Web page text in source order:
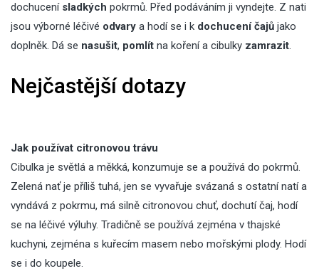
dochucení sladkých pokrmů. Před podáváním ji vyndejte. Z nati
jsou výborné léčivé odvary a hodí se i k dochucení čajů jako
doplněk. Dá se nasušit, pomlít na koření a cibulky zamrazit.
Nejčastější dotazy
Jak používat citronovou trávu
Cibulka je světlá a měkká, konzumuje se a používá do pokrmů.
Zelená nať je příliš tuhá, jen se vyvařuje svázaná s ostatní natí a
vyndává z pokrmu, má silně citronovou chuť, dochutí čaj, hodí
se na léčivé výluhy. Tradičně se používá zejména v thajské
kuchyni, zejména s kuřecím masem nebo mořskými plody. Hodí
se i do koupele.